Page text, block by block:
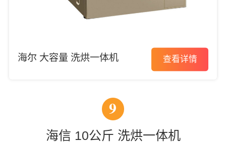
海尔 大容量 洗烘一体机 查看详情
9
海信 10公斤 洗烘一体机